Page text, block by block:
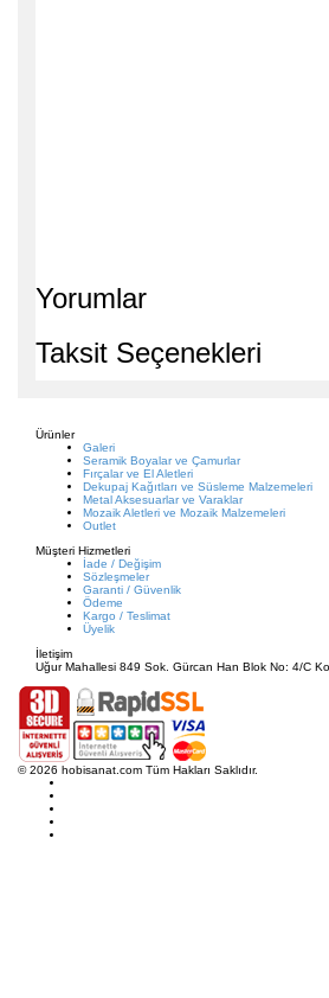
Yorumlar
Taksit Seçenekleri
Ürünler
Galeri
Seramik Boyalar ve Çamurlar
Fırçalar ve El Aletleri
Dekupaj Kağıtları ve Süsleme Malzemeleri
Metal Aksesuarlar ve Varaklar
Mozaik Aletleri ve Mozaik Malzemeleri
Outlet
Müşteri Hizmetleri
İade / Değişim
Sözleşmeler
Garanti / Güvenlik
Ödeme
Kargo / Teslimat
Üyelik
İletişim
Uğur Mahallesi 849 Sok. Gürcan Han Blok No: 4/C
© 2026 hobisanat.com Tüm Hakları Saklıdır.